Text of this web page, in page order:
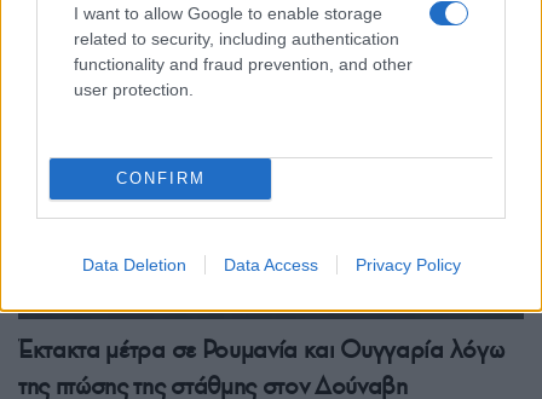
I want to allow Google to enable storage
related to security, including authentication
functionality and fraud prevention, and other
user protection.
CONFIRM
Data Deletion Data Access Privacy Policy
Έκτακτα μέτρα σε Ρουμανία και Ουγγαρία λόγω
της πτώσης της στάθμης στον Δούναβη